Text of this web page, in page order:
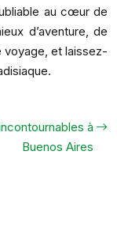
au cœur de
d’aventure, de
et laissez-
à
Buenos Aires